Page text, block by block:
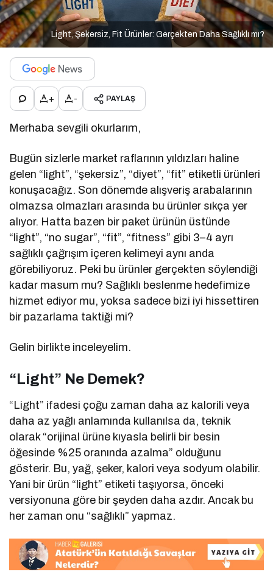
Light, Şekersiz, Fit Ürünler: Gerçekten Daha Sağlıklı mı?
+ - PAYLAŞ
Merhaba sevgili okurlarım,
Bugün sizlerle market raflarının yıldızları haline
gelen “light”, “şekersiz”, “diyet”, “fit” etiketli ürünleri
konuşacağız. Son dönemde alışveriş arabalarının
olmazsa olmazları arasında bu ürünler sıkça yer
alıyor. Hatta bazen bir paket ürünün üstünde
“light”, “no sugar”, “fit”, “fitness” gibi 3–4 ayrı
sağlıklı çağrışım içeren kelimeyi aynı anda
görebiliyoruz. Peki bu ürünler gerçekten söylendiği
kadar masum mu? Sağlıklı beslenme hedefimize
hizmet ediyor mu, yoksa sadece bizi iyi hissettiren
bir pazarlama taktiği mi?
Gelin birlikte inceleyelim.
“Light” Ne Demek?
“Light” ifadesi çoğu zaman daha az kalorili veya
daha az yağlı anlamında kullanılsa da, teknik
olarak “orijinal ürüne kıyasla belirli bir besin
öğesinde %25 oranında azalma” olduğunu
gösterir. Bu, yağ, şeker, kalori veya sodyum olabilir.
Yani bir ürün “light” etiketi taşıyorsa, önceki
versiyonuna göre bir şeyden daha azdır. Ancak bu
her zaman onu “sağlıklı” yapmaz.